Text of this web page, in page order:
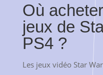
Où
jeux de
PS4 ?
Les jeux vidéo Star